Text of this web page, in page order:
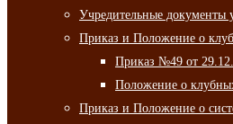
Учредительные документы
Приказ и Положение о
Приказ №49 от
Положение о
Приказ и Положение о